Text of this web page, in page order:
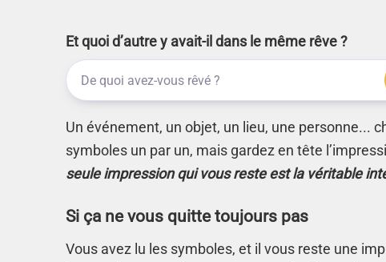
Et quoi d’autre y avait-il dans le même rêve ?
Un événement, un objet, un lieu, une personne...
symboles un par un, mais gardez en tête
seule impression qui vous reste est la véritable
Si ça ne vous quitte toujours pas
Vous avez lu les symboles, et il vous reste une